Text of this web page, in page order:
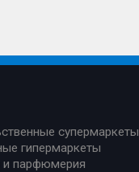
супермаркеты
гипермаркеты
и парфюмерия